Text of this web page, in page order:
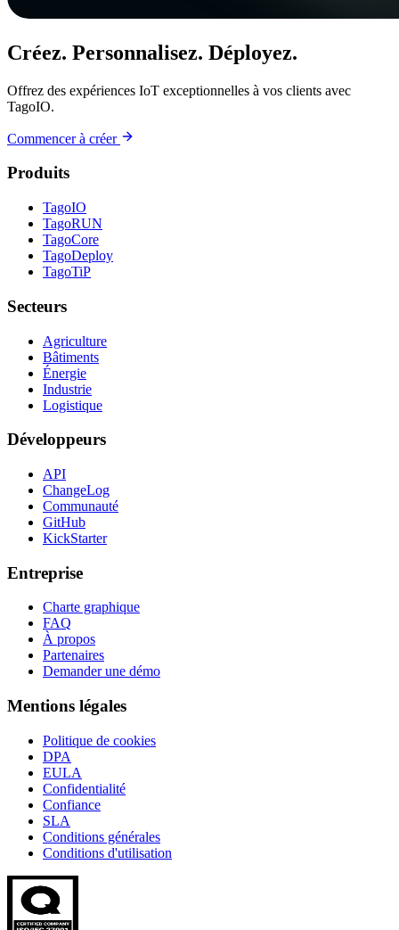
Créez. Personnalisez. Déployez.
Offrez des expériences IoT exceptionnelles à vos clients avec
TagoIO.
Commencer à créer
Produits
TagoIO
TagoRUN
TagoCore
TagoDeploy
TagoTiP
Secteurs
Agriculture
Bâtiments
Énergie
Industrie
Logistique
Développeurs
API
ChangeLog
Communauté
GitHub
KickStarter
Entreprise
Charte graphique
FAQ
À propos
Partenaires
Demander une démo
Mentions légales
Politique de cookies
DPA
EULA
Confidentialité
Confiance
SLA
Conditions générales
Conditions d'utilisation